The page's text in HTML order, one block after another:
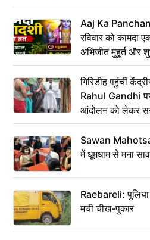
Aaj Ka
रविवार को कामदा
अभिजीत मुहूर्त और
गिरिडीह पहुंचीं
Rahul Gandhi पर
आंदोलन को लेकर
Sawan
में धूमधाम से मना
Raebareli:
मची चीख-पुकार